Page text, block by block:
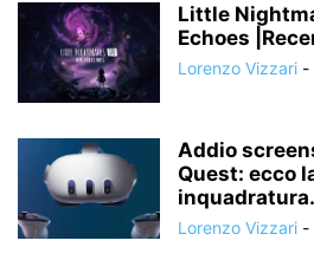
Little
Echoes
Lorenzo Vizzari -
Addio
Quest: ecco
Lorenzo Vizzari -